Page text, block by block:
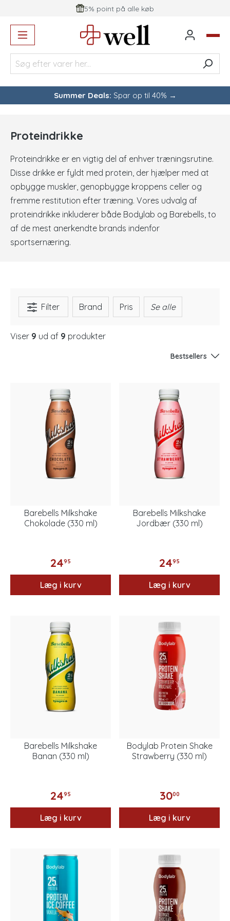
5% point på alle køb
Summer Deals: Spar op til 40% →
Proteindrikke
Proteindrikke er en vigtig del af enhver træningsrutine.
Disse drikke er fyldt med protein, der hjælper med at
opbygge muskler, genopbygge kroppens celler og
fremme restitution efter træning. Vores udvalg af
proteindrikke inkluderer både Bodylab og Barebells, to
af de mest anerkendte brands indenfor
sportsernæring.
Filter Brand Pris Se alle
Viser 9 ud af 9 produkter
Bestsellers
Barebells Milkshake
Chokolade (330 ml)
2495
Læg i kurv
Barebells Milkshake
Jordbær (330 ml)
2495
Læg i kurv
Barebells Milkshake
Banan (330 ml)
2495
Læg i kurv
Bodylab Protein Shake
Strawberry (330 ml)
3000
Læg i kurv